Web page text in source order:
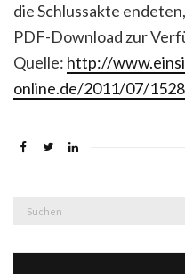
die Schlussakte
PDF-Download zur
Quelle: http://
online.de/2011/07/